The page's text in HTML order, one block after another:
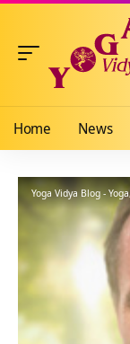
Home News
Yoga Vidya Blog -